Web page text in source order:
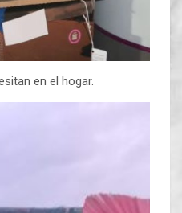
en el hogar.